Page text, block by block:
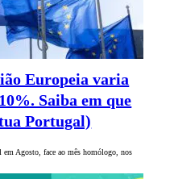
Europeia varia
Saiba em que
Portugal)
em Agosto, face ao mês homólogo, nos